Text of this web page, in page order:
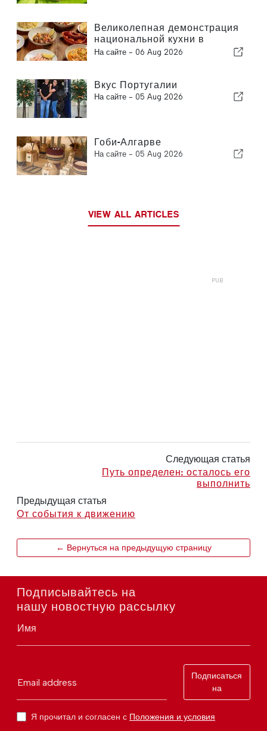
Великолепная демонстрация
национальной кухни в
Албуфейре
На сайте - 06 Aug 2026
Вкус Португалии
На сайте - 05 Aug 2026
Гоби-Алгарве
На сайте - 05 Aug 2026
VIEW ALL ARTICLES
Следующая статья
Путь определен: осталось его
выполнить
Предыдущая статья
От события к движению
← Вернуться на предыдущую страницу
Подписывайтесь на
нашу новостную рассылку
Имя
Email address
Подписаться
на
Я прочитал и согласен с Положения и условия